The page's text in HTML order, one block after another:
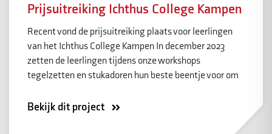
Prijsuitreiking Ichthus College Kampen
Recent vond de prijsuitreiking plaats voor leerlingen
van het Ichthus College Kampen In december 2023
zetten de leerlingen tijdens onze workshops
tegelzetten en stukadoren hun beste beentje voor om
Bekijk dit project